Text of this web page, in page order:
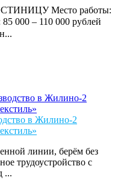
Место работы:
000 – 110 000 рублей
в Жилино-2
линии, берём без
трудоустройство с
...